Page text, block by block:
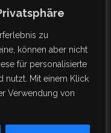
zu
können aber nicht
für personalisierte
nutzt. Mit einem Klick
Verwendung von
Scotland
woooohoooo!!!!
♥